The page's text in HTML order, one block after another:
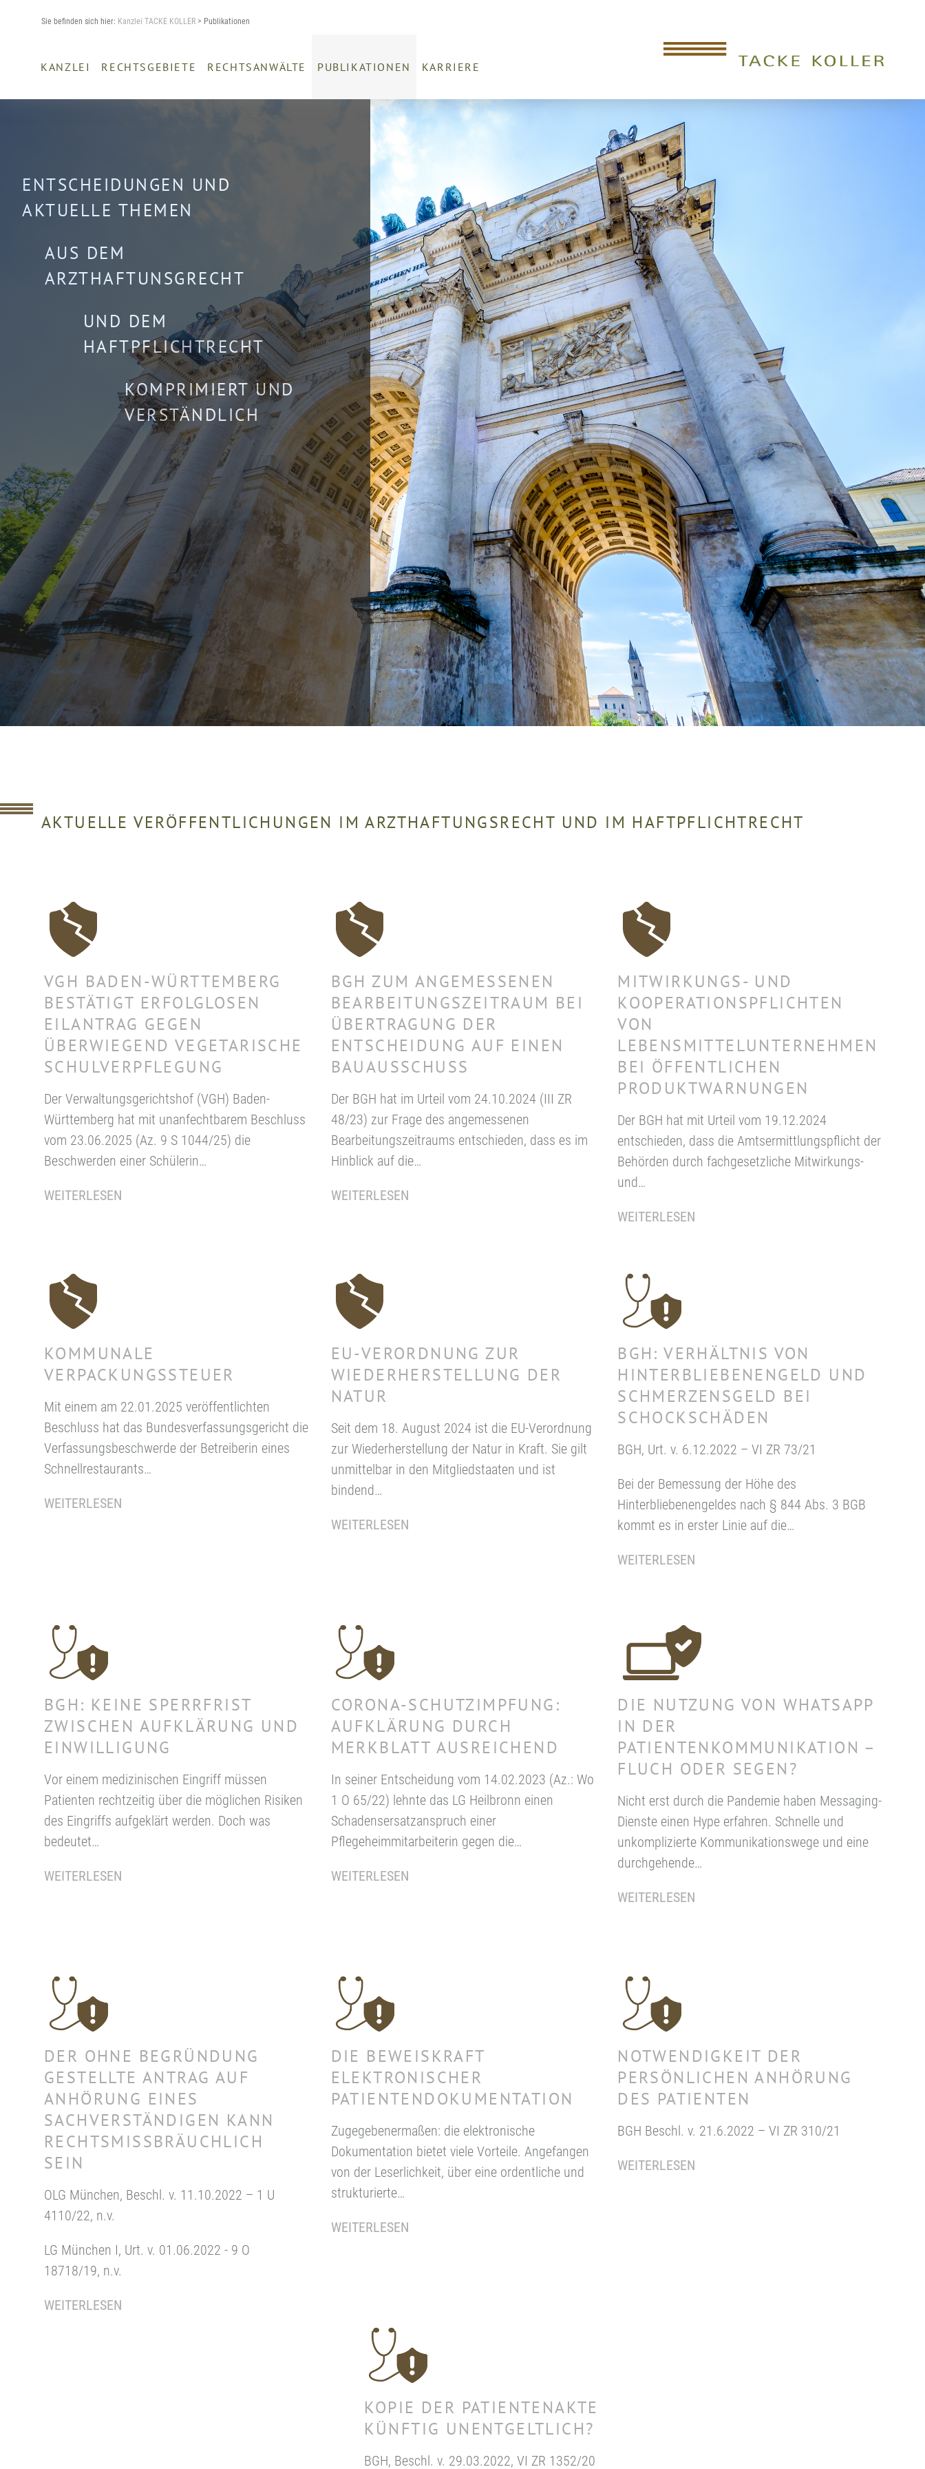
Sie befinden sich hier: Kanzlei TACKE KOLLER > Publikationen
KANZLEI RECHTSGEBIETE RECHTSANWÄLTE PUBLIKATIONEN KARRIERE
ENTSCHEIDUNGEN UND
AKTUELLE THEMEN
AUS DEM
ARZTHAFTUNSGRECHT
UND DEM
HAFTPFLICHTRECHT
KOMPRIMIERT UND
VERSTÄNDLICH
AKTUELLE VERÖFFENTLICHUNGEN IM ARZTHAFTUNGSRECHT UND IM HAFTPFLICHTRECHT
VGH BADEN-WÜRTTEMBERG
BESTÄTIGT ERFOLGLOSEN
EILANTRAG GEGEN
ÜBERWIEGEND VEGETARISCHE
SCHULVERPFLEGUNG
Der Verwaltungsgerichtshof (VGH) Baden-
Württemberg hat mit unanfechtbarem Beschluss
vom 23.06.2025 (Az. 9 S 1044/25) die
Beschwerden einer Schülerin…
WEITERLESEN
BGH ZUM ANGEMESSENEN
BEARBEITUNGSZEITRAUM BEI
ÜBERTRAGUNG DER
ENTSCHEIDUNG AUF EINEN
BAUAUSSCHUSS
Der BGH hat im Urteil vom 24.10.2024 (III ZR
48/23) zur Frage des angemessenen
Bearbeitungszeitraums entschieden, dass es im
Hinblick auf die…
WEITERLESEN
MITWIRKUNGS- UND
KOOPERATIONSPFLICHTEN
VON
LEBENSMITTELUNTERNEHMEN
BEI ÖFFENTLICHEN
PRODUKTWARNUNGEN
Der BGH hat mit Urteil vom 19.12.2024
entschieden, dass die Amtsermittlungspflicht der
Behörden durch fachgesetzliche Mitwirkungs-
und…
WEITERLESEN
KOMMUNALE
VERPACKUNGSSTEUER
Mit einem am 22.01.2025 veröffentlichten
Beschluss hat das Bundesverfassungsgericht die
Verfassungsbeschwerde der Betreiberin eines
Schnellrestaurants…
WEITERLESEN
EU-VERORDNUNG ZUR
WIEDERHERSTELLUNG DER
NATUR
Seit dem 18. August 2024 ist die EU-Verordnung
zur Wiederherstellung der Natur in Kraft. Sie gilt
unmittelbar in den Mitgliedstaaten und ist
bindend…
WEITERLESEN
BGH: VERHÄLTNIS VON
HINTERBLIEBENENGELD UND
SCHMERZENSGELD BEI
SCHOCKSCHÄDEN
BGH, Urt. v. 6.12.2022 – VI ZR 73/21
Bei der Bemessung der Höhe des
Hinterbliebenengeldes nach § 844 Abs. 3 BGB
kommt es in erster Linie auf die…
WEITERLESEN
BGH: KEINE SPERRFRIST
ZWISCHEN AUFKLÄRUNG UND
EINWILLIGUNG
Vor einem medizinischen Eingriff müssen
Patienten rechtzeitig über die möglichen Risiken
des Eingriffs aufgeklärt werden. Doch was
bedeutet…
WEITERLESEN
CORONA-SCHUTZIMPFUNG:
AUFKLÄRUNG DURCH
MERKBLATT AUSREICHEND
In seiner Entscheidung vom 14.02.2023 (Az.: Wo
1 O 65/22) lehnte das LG Heilbronn einen
Schadensersatzanspruch einer
Pflegeheimmitarbeiterin gegen die…
WEITERLESEN
DIE NUTZUNG VON WHATSAPP
IN DER
PATIENTENKOMMUNIKATION –
FLUCH ODER SEGEN?
Nicht erst durch die Pandemie haben Messaging-
Dienste einen Hype erfahren. Schnelle und
unkomplizierte Kommunikationswege und eine
durchgehende…
WEITERLESEN
DER OHNE BEGRÜNDUNG
GESTELLTE ANTRAG AUF
ANHÖRUNG EINES
SACHVERSTÄNDIGEN KANN
RECHTSMISSBRÄUCHLICH
SEIN
OLG München, Beschl. v. 11.10.2022 – 1 U
4110/22, n.v.
LG München I, Urt. v. 01.06.2022 - 9 O
18718/19, n.v.
WEITERLESEN
DIE BEWEISKRAFT
ELEKTRONISCHER
PATIENTENDOKUMENTATION
Zugegebenermaßen: die elektronische
Dokumentation bietet viele Vorteile. Angefangen
von der Leserlichkeit, über eine ordentliche und
strukturierte…
WEITERLESEN
NOTWENDIGKEIT DER
PERSÖNLICHEN ANHÖRUNG
DES PATIENTEN
BGH Beschl. v. 21.6.2022 – VI ZR 310/21
WEITERLESEN
KOPIE DER PATIENTENAKTE
KÜNFTIG UNENTGELTLICH?
BGH, Beschl. v. 29.03.2022, VI ZR 1352/20